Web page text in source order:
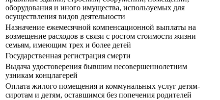
оборудования и иного имущества, используемых для
осуществления видов деятельности
Назначение ежемесячной компенсационной выплаты на
возмещение расходов в связи с ростом стоимости жизни
семьям, имеющим трех и более детей
Государственная регистрация смерти
Выдача удостоверения бывшим несовершеннолетним
узникам концлагерей
Оплата жилого помещения и коммунальных услуг детям-
сиротам и детям, оставшимся без попечения родителей